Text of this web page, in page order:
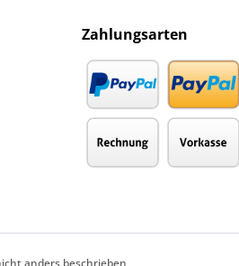
Zahlungsarten